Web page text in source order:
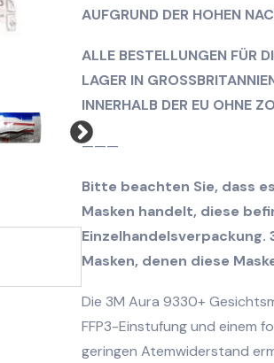
AUFGRUND DER HOHEN
ALLE BESTELLUNGEN FÜR
LAGER IN
INNERHALB DER EU OHNE
———
Bitte beachten Sie, dass
Masken handelt, diese
Masken, denen diese
Die 3M Aura 9330+
FFP3-Einstufung und einem
geringen Atemwiderstand